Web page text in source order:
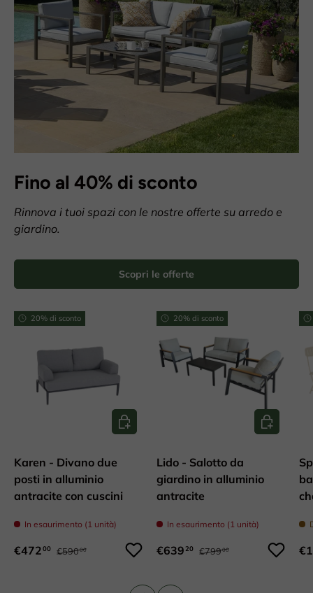
Fino al 40% di sconto
Rinnova i tuoi spazi con le nostre offerte su arredo e
giardino.
Scopri le offerte
20% di sconto
Karen - Divano due
posti in alluminio
antracite con cuscini
In esaurimento (1 unità)
€47200 €59000
Aggiungi al carrello
20% di sconto
Lido - Salotto da
giardino in alluminio
antracite
In esaurimento (1 unità)
€63920 €79900
Aggiungi